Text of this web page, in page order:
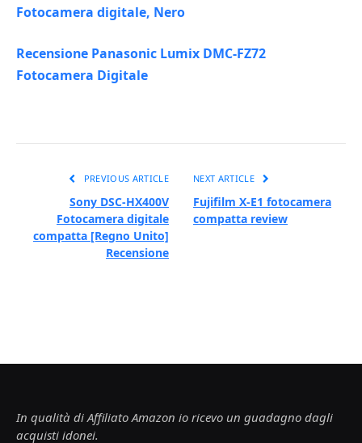
Fotocamera digitale, Nero
Recensione Panasonic Lumix DMC-FZ72
Fotocamera Digitale
PREVIOUS ARTICLE
Sony DSC-HX400V
Fotocamera digitale
compatta [Regno Unito]
Recensione
NEXT ARTICLE
Fujifilm X-E1 fotocamera
compatta review
In qualità di Affiliato Amazon io ricevo un guadagno dagli
acquisti idonei.